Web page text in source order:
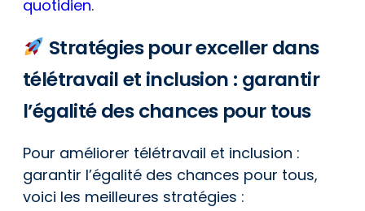
quotidien.
Stratégies pour exceller dans
télétravail et inclusion : garantir
l’égalité des chances pour tous
Pour améliorer télétravail et inclusion :
garantir l’égalité des chances pour tous,
voici les meilleures stratégies :